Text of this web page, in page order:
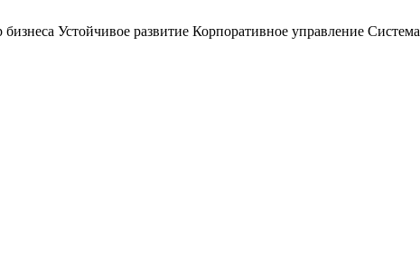
бизнеса Устойчивое развитие Корпоративное управление